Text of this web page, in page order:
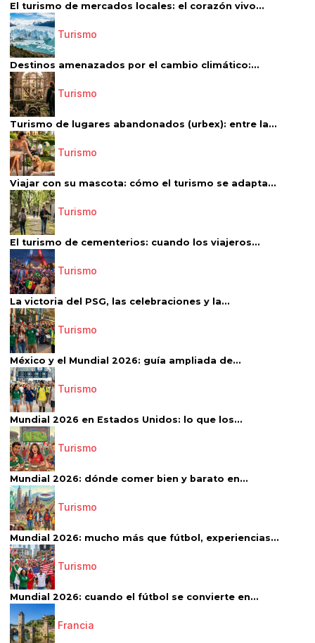
El turismo de mercados locales: el corazón vivo...
Turismo
Destinos amenazados por el cambio climático:...
Turismo
Turismo de lugares abandonados (urbex): entre la...
Turismo
Viajar con su mascota: cómo el turismo se adapta...
Turismo
El turismo de cementerios: cuando los viajeros...
Turismo
La victoria del PSG, las celebraciones y la...
Turismo
México y el Mundial 2026: guía ampliada de...
Turismo
Mundial 2026 en Estados Unidos: lo que los...
Turismo
Mundial 2026: dónde comer bien y barato en...
Turismo
Mundial 2026: mucho más que fútbol, experiencias...
Turismo
Mundial 2026: cuando el fútbol se convierte en...
Francia